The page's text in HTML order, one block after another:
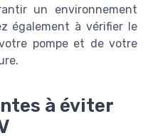
un environnement
également à vérifier le
pompe et de votre
à éviter